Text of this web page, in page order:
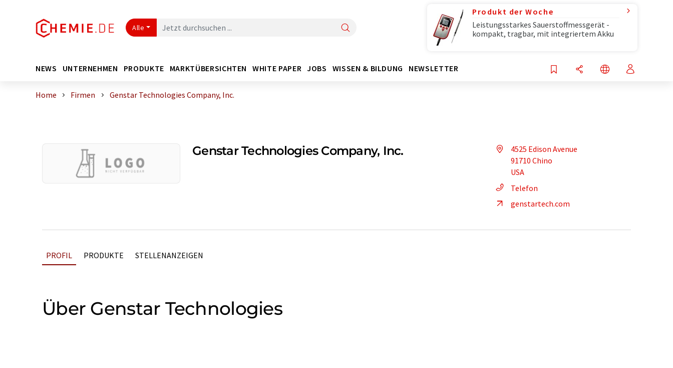
Alle
Produkt der Woche
Leistungsstarkes Sauerstoffmessgerät -
kompakt, tragbar, mit integriertem Akku
NEWS UNTERNEHMEN PRODUKTE MARKTÜBERSICHTEN WHITE PAPER JOBS WISSEN & BILDUNG NEWSLETTER
Home Firmen Genstar Technologies Company, Inc.
Genstar Technologies Company, Inc.
4525 Edison Avenue
91710 Chino
USA
Telefon
genstartech.com
PROFIL PRODUKTE STELLENANZEIGEN
Über Genstar Technologies